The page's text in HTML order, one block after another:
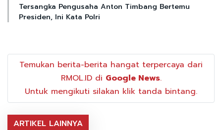
Tersangka Pengusaha Anton Timbang Bertemu
Presiden, Ini Kata Polri
Temukan berita-berita hangat terpercaya dari
RMOL.ID di Google News.
Untuk mengikuti silakan klik tanda bintang.
ARTIKEL LAINNYA